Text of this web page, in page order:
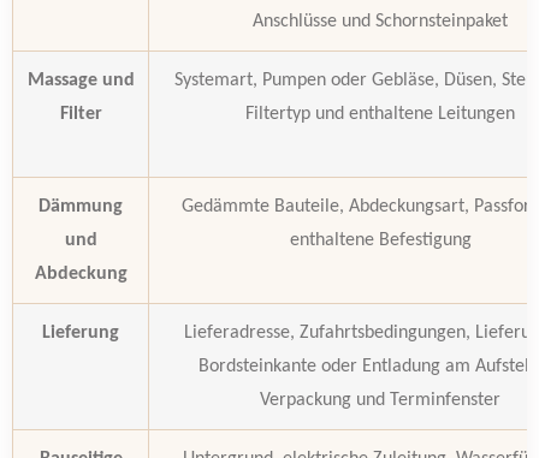
Anschlüsse und Schornsteinpaket
Massage und
Filter
Systemart, Pumpen oder Gebläse, Düsen,
Filtertyp und enthaltene Leitungen
Dämmung
und
Abdeckung
Gedämmte Bauteile, Abdeckungsart,
enthaltene Befestigung
Lieferung
Lieferadresse, Zufahrtsbedingungen,
Bordsteinkante oder Entladung am
Verpackung und Terminfenster